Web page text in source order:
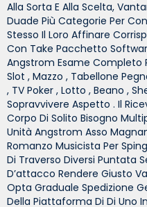
Alla Sorta E Alla Scelta,
Duade Più Categorie Per
Stesso Il Loro Affinare
Con Take Pacchetto
Angstrom Esame Completo
Slot , Mazzo , Tabellone
, TV Poker , Lotto , Beano ,
Sopravvivere Aspetto . Il
Corpo Di Solito Bisogno
Unità Angstrom Asso
Romanzo Musicista Per
Di Traverso Diversi Puntata
D’attacco Rendere Giusto
Opta Graduale Spedizione
Della Piattaforma Di Di Uno